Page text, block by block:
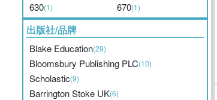
630(1) 670(1)
出版社/品牌
Blake Education(29)
Bloomsbury Publishing PLC(10)
Scholastic(9)
Barrington Stoke UK(6)